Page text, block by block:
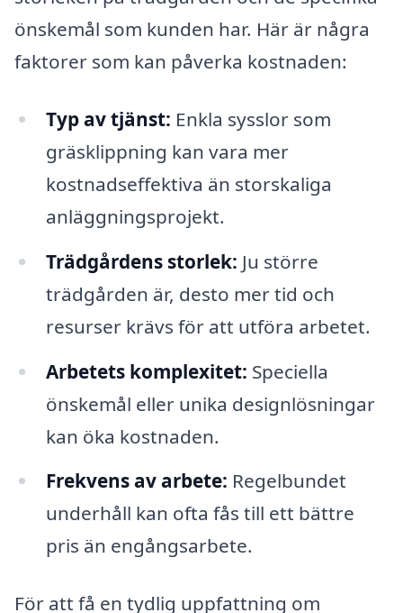
önskemål som kunden har. Här är några
faktorer som kan påverka kostnaden:
Typ av tjänst: Enkla sysslor som
gräsklippning kan vara mer
kostnadseffektiva än storskaliga
anläggningsprojekt.
Trädgårdens storlek: Ju större
trädgården är, desto mer tid och
resurser krävs för att utföra arbetet.
Arbetets komplexitet: Speciella
önskemål eller unika designlösningar
kan öka kostnaden.
Frekvens av arbete: Regelbundet
underhåll kan ofta fås till ett bättre
pris än engångsarbete.
För att få en tydlig uppfattning om